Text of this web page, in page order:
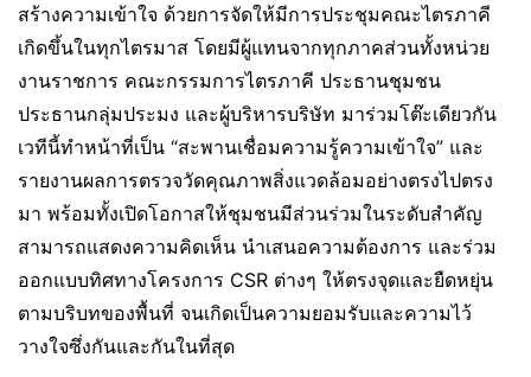
สร้างความเข้าใจ ด้วยการจัดให้มีการประชุมคณะไตรภาคี
เกิดขึ้นในทุกไตรมาส โดยมีผู้แทนจากทุกภาคส่วนทั้งหน่วย
งานราชการ คณะกรรมการไตรภาคี ประธานชุมชน
ประธานกลุ่มประมง และผู้บริหารบริษัท มาร่วมโต๊ะเดียวกัน
เวทีนี้ทำหน้าที่เป็น “สะพานเชื่อมความรู้ความเข้าใจ” และ
รายงานผลการตรวจวัดคุณภาพสิ่งแวดล้อมอย่างตรงไปตรง
มา พร้อมทั้งเปิดโอกาสให้ชุมชนมีส่วนร่วมในระดับสำคัญ
สามารถแสดงความคิดเห็น นำเสนอความต้องการ และร่วม
ออกแบบทิศทางโครงการ CSR ต่างๆ ให้ตรงจุดและยืดหยุ่น
ตามบริบทของพื้นที่ จนเกิดเป็นความยอมรับและความไว้
วางใจซึ่งกันและกันในที่สุด